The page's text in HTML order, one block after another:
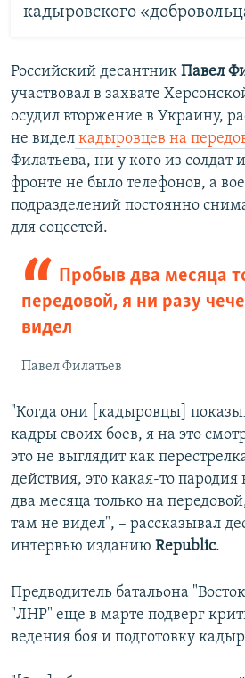
кадыровского
Российский десантник Павел
участвовал в захвате
осудил вторжение в Украину,
не видел кадыровцев на
Филатьева, ни у кого из солдат
фронте не было телефонов, а
подразделений постоянно
для соцсетей.
Пробыв два месяца
передовой, я ни разу
видел
Павел Филатьев
"Когда они [кадыровцы]
кадры своих боев, я на это
это не выглядит как
действия, это какая-то
два месяца только на
там не видел", – рассказывал
интервью изданию Republic.
Предводитель батальона
"ЛНР" еще в марте подверг
ведения боя и подготовку